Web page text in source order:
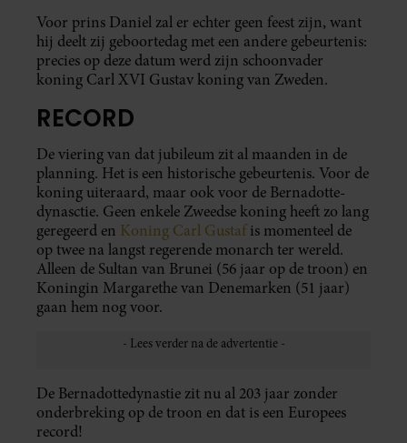
Voor prins Daniel zal er echter geen feest zijn, want
hij deelt zij geboortedag met een andere gebeurtenis:
precies op deze datum werd zijn schoonvader
koning Carl XVI Gustav koning van Zweden.
RECORD
De viering van dat jubileum zit al maanden in de
planning. Het is een historische gebeurtenis. Voor de
koning uiteraard, maar ook voor de Bernadotte-
dynasctie. Geen enkele Zweedse koning heeft zo lang
geregeerd en Koning Carl Gustafis momenteel de
op twee na langst regerende monarch ter wereld.
Alleen de Sultan van Brunei (56 jaar op de troon) en
Koningin Margarethe van Denemarken (51 jaar)
gaan hem nog voor.
De Bernadottedynastie zit nu al 203 jaar zonder
onderbreking op de troon en dat is een Europees
record!